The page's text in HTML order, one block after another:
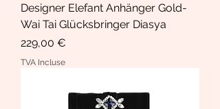
Designer Elefant Anhänger Gold-
Wai Tai Glücksbringer Diasya
Prix
229,00 €
TVA Incluse